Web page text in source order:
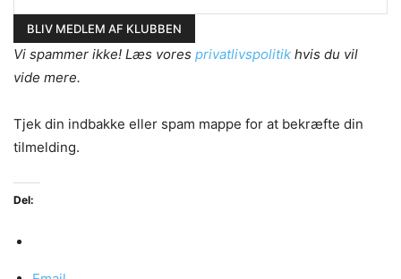
Vi spammer ikke! Læs vores privatlivspolitik hvis du vil
vide mere.
Tjek din indbakke eller spam mappe for at bekræfte din
tilmelding.
Del: